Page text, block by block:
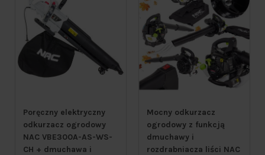
Poręczny elektryczny
odkurzacz ogrodowy
NAC VBE300A-AS-WS-
CH + dmuchawa i
Mocny odkurzacz
ogrodowy z funkcją
dmuchawy i
rozdrabniacza liści NAC